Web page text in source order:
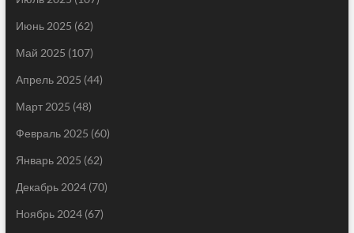
Июнь 2025 (62)
Май 2025 (107)
Апрель 2025 (44)
Март 2025 (48)
Февраль 2025 (60)
Январь 2025 (62)
Декабрь 2024(70)
Ноябрь 2024(67)